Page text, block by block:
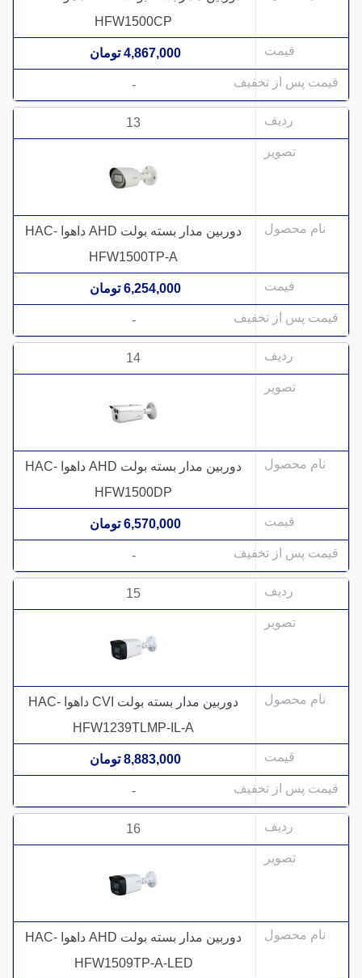
HFW1500CP
4,867,000 تومان
-
13
دوربین مدار بسته بولت AHD داهوا HAC-
HFW1500TP-A
6,254,000 تومان
-
14
دوربین مدار بسته بولت AHD داهوا HAC-
HFW1500DP
6,570,000 تومان
-
15
دوربین مدار بسته بولت CVI داهوا HAC-
HFW1239TLMP-IL-A
8,883,000 تومان
-
16
دوربین مدار بسته بولت AHD داهوا HAC-
HFW1509TP-A-LED